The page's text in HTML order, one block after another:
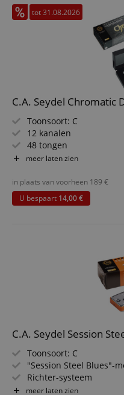
tot 31.08.2026
C.A. Seydel Chromatic
Toonsoort: C
12 kanalen
48 tongen
volledig geventileerd
Kamerschaal: bruin-
Inclusief microvezel
meer laten zien
in plaats van voorheen 189 €
U bespaart 14,00 €
C.A. Seydel Session
Toonsoort: C
"Session Steel Blues"-
Richter-systeem
Roestvrij dankzij
meer laten zien